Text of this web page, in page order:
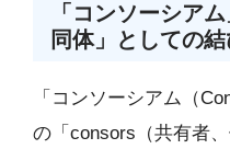
「コンソーシア
同体」としての結
「コンソーシアム（
の「consors（共有者